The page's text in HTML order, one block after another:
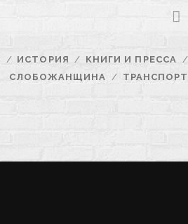
ИСТОРИЯ КНИГИ И ПРЕССА
СЛОБОЖАНЩИНА
ТРАНСПОРТ